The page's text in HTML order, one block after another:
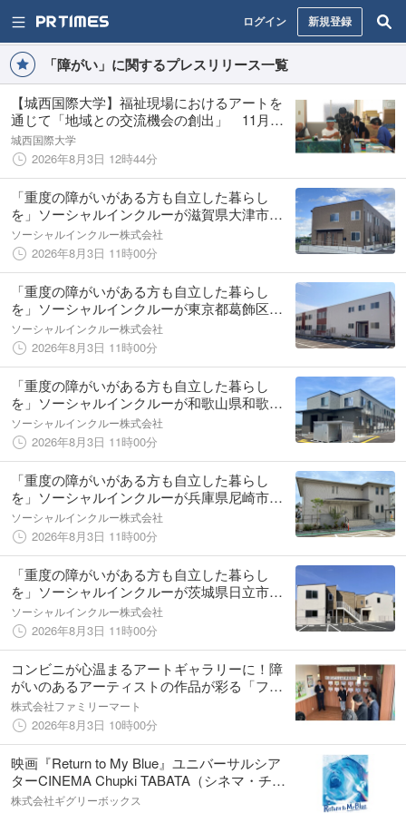
ログイン 新規登録
「障がい」に関するプレスリリース一覧
【城西国際大学】福祉現場におけるアートを
通じて「地域との交流機会の創出」 11月に
特別展を開催
城西国際大学
2026年8月3日 12時44分
「重度の障がいがある方も自立した暮らし
を」ソーシャルインクルーが滋賀県大津市で
グループホームを８月１日にオープン
ソーシャルインクルー株式会社
2026年8月3日 11時00分
「重度の障がいがある方も自立した暮らし
を」ソーシャルインクルーが東京都葛飾区で
グループホームを８月１日にオープン
ソーシャルインクルー株式会社
2026年8月3日 11時00分
「重度の障がいがある方も自立した暮らし
を」ソーシャルインクルーが和歌山県和歌山
市でグループホームを８月１日にオープン
ソーシャルインクルー株式会社
2026年8月3日 11時00分
「重度の障がいがある方も自立した暮らし
を」ソーシャルインクルーが兵庫県尼崎市で
グループホームを８月１日にオープン
ソーシャルインクルー株式会社
2026年8月3日 11時00分
「重度の障がいがある方も自立した暮らし
を」ソーシャルインクルーが茨城県日立市で
グループホームを８月１日にオープン
ソーシャルインクルー株式会社
2026年8月3日 11時00分
コンビニが心温まるアートギャラリーに！障
がいのあるアーティストの作品が彩る「ファ
ミマギャラリー」8月1日（土）から宮城県内7
店舗で同時開催～新たに利府支援学校も参
加、アートで地域との共生を支援～
株式会社ファミリーマート
2026年8月3日 10時00分
映画『Return to My Blue』ユニバーサルシア
ターCINEMA Chupki TABATA（シネマ・チュ
プキ・タバタ）で上映決定！&追加舞台挨
株式会社ギグリーボックス